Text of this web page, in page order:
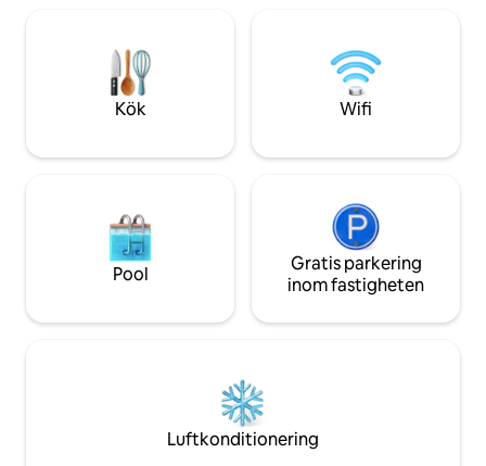
utformade och
studiolägenhet i
Kök Wifi
Pool
Gratis parkering
inom fastigheten
Luftkonditionering